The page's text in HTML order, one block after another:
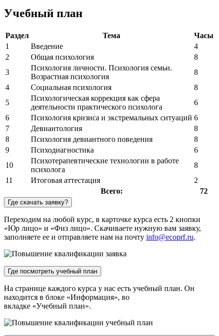
Учебный план
Раздел Тема
Часы
1
Введение
4
2
Общая психология
8
3
Психология личности. Психология семьи.
Возрастная психология
8
4
Социальная психология
8
5
Психологическая коррекция как сфера
деятельности практического психолога
6
6
Психология кризиса и экстремальных ситуаций 6
7
Девиантология
8
8
Психология девиантного поведения
8
9
Психодиагностика
6
10
Психотерапевтические технологии в работе
психолога
8
11
Итоговая аттестация
2
Всего:
72
Где скачать заявку?
Переходим на любой курс, в карточке курса есть 2 кнопки
«Юр лицо» и «Физ лицо». Скачиваете нужную вам заявку,
заполняете ее и отправляете нам на почту info@ecoprf.ru.
Где посмотреть учебный план
На странице каждого курса у нас есть учебный план. Он
находится в блоке «Информация», во
вкладке «Учебный план».